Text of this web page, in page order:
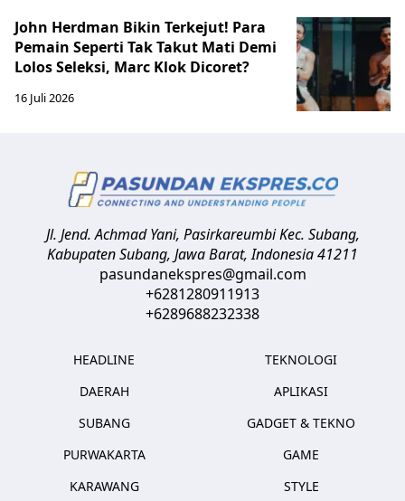
John Herdman Bikin Terkejut! Para
Pemain Seperti Tak Takut Mati Demi
Lolos Seleksi, Marc Klok Dicoret?
16 Juli 2026
Jl. Jend. Achmad Yani, Pasirkareumbi Kec. Subang,
Kabupaten Subang, Jawa Barat,Indonesia41211
pasundanekspres@gmail.com
+6281280911913
+6289688232338
HEADLINE
DAERAH
SUBANG
PURWAKARTA
KARAWANG
TEKNOLOGI
APLIKASI
GADGET & TEKNO
GAME
STYLE